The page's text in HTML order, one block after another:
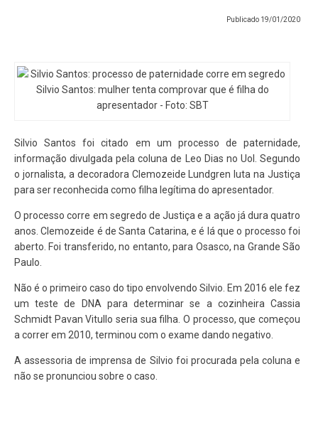
Publicado 19/01/2020
Silvio Santos: mulher tenta comprovar que é filha do
apresentador - Foto: SBT
Silvio Santos foi citado em um processo de paternidade,
informação divulgada pela coluna de Leo Dias no Uol. Segundo
o jornalista, a decoradora Clemozeide Lundgren luta na Justiça
para ser reconhecida como filha legítima do apresentador.
O processo corre em segredo de Justiça e a ação já dura quatro
anos. Clemozeide é de Santa Catarina, e é lá que o processo foi
aberto. Foi transferido, no entanto, para Osasco, na Grande São
Paulo.
Não é o primeiro caso do tipo envolvendo Silvio. Em 2016 ele fez
um teste de DNA para determinar se a cozinheira Cassia
Schmidt Pavan Vitullo seria sua filha. O processo, que começou
a correr em 2010, terminou com o exame dando negativo.
A assessoria de imprensa de Silvio foi procurada pela coluna e
não se pronunciou sobre o caso.